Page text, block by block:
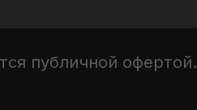
публичной офертой.